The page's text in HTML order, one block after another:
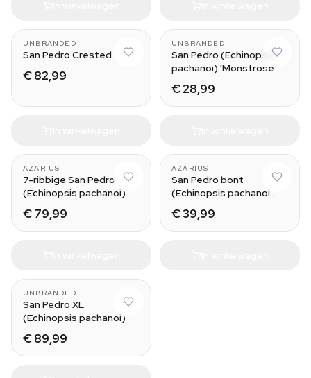
UNBRANDED
San Pedro Crested
€ 82,99
UNBRANDED
San Pedro (Echinopsis
pachanoi) 'Monstrose'
€ 28,99
AZARIUS
7-ribbige San Pedro
(Echinopsis pachanoi)
€ 79,99
AZARIUS
San Pedro bont
(Echinopsis pachanoi
€ 39,99
UNBRANDED
San Pedro XL
(Echinopsis pachanoi)
€ 89,99